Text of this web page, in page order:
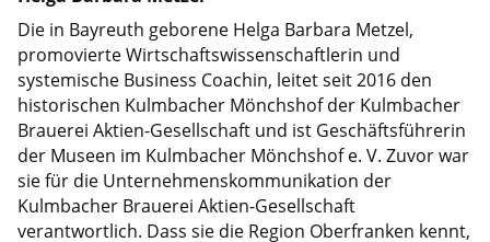
Die in Bayreuth geborene Helga Barbara Metzel,
promovierte Wirtschaftswissenschaftlerin und
systemische Business Coachin, leitet seit 2016 den
historischen Kulmbacher Mönchshof der Kulmbacher
Brauerei Aktien-Gesellschaft und ist Geschäftsführerin
der Museen im Kulmbacher Mönchshof e. V. Zuvor war
sie für die Unternehmenskommunikation der
Kulmbacher Brauerei Aktien-Gesellschaft
verantwortlich. Dass sie die Region Oberfranken kennt,